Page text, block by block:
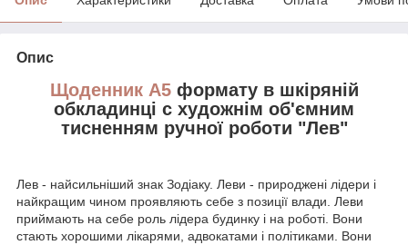
Опис
Щоденник А5формату в шкіряній
обкладинці c художнім об'ємним
тисненням ручної роботи "Лев"
Лев - найсильніший знак Зодіаку. Леви - природжені лідери і
найкращим чином проявляють себе з позиції влади. Леви
приймають на себе роль лідера будинку і на роботі. Вони
стають хорошими лікарями, адвокатами і політиками. Вони